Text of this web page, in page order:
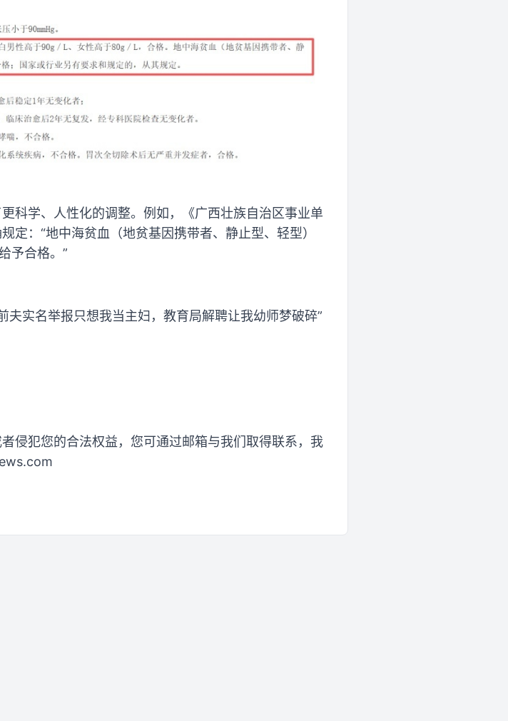
科学、人性化的调整。例如，《广西壮族自治区事业单
定：“地中海贫血（地贫基因携带者、静止型、轻型）
予合格。”
夫实名举报只想我当主妇，教育局解聘让我幼师梦破碎”
侵犯您的合法权益，您可通过邮箱与我们取得联系，我